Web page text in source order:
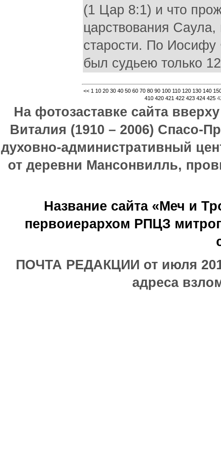
(1 Цар 8:1) и что
царствования
старости. По
был судьею только
<< 1 10 20 30 40 50 60 70 80 90 100 110 120 130 140
410 420 421 422 423 424 425
На фотозаставке сайта
Виталия (1910 – 2006) Спасо-
духовно-административный
от деревни Мансонвилль,
Название сайта «Меч и
первоиерархом РПЦЗ
ПОЧТА РЕДАКЦИИ от июля
адреса